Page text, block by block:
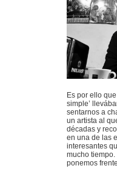
Es por ello
simple’
sentarnos a
un artista al
décadas y
en una de las
interesantes
mucho
ponemos